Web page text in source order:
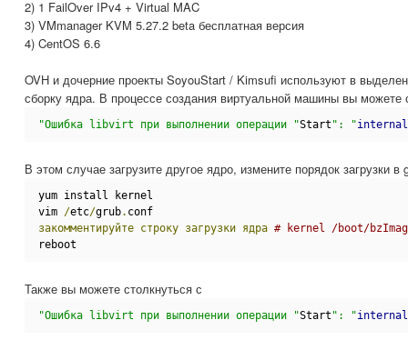
2) 1 FailOver IPv4 + Virtual MAC
3) VMmanager KVM 5.27.2 beta бесплатная версия
4) CentOS 6.6
OVH и дочерние проекты SoyouStart / Kimsufi используют в
сборку ядра. В процессе создания виртуальной машины вы можете
"Ошибка libvirt при выполнении операции "Start ": "internal
В этом случае загрузите другое ядро, измените порядок загрузки в
yum install kernel
vim /etc/grub. conf
закомментируйте строку загрузки ядра # kernel /boot/
reboot
Также вы можете столкнуться с
"Ошибка libvirt при выполнении операции "Start ": "internal